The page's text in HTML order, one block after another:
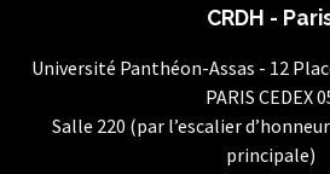
CRDH -
Université Panthéon-Assas - 12
PARIS CEDEX
Salle 220 (par l’escalier
principale)